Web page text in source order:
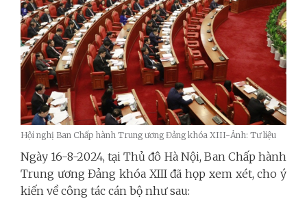
Hội nghị Ban Chấp hành Trung ương Đảng khóa XIII-Ảnh: Tư liệu
Ngày 16-8-2024, tại Thủ đô Hà Nội, Ban Chấp hành
Trung ương Đảng khóa XIII đã họp xem xét, cho ý
kiến về công tác cán bộ như sau: